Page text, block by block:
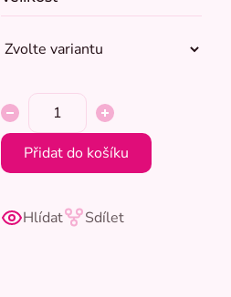
Přidat do košíku
Hlídat Sdílet